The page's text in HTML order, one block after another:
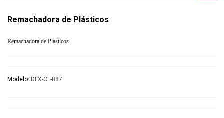
Remachadora de Plásticos
Remachadora de Plásticos
Modelo: DFX-CT-887